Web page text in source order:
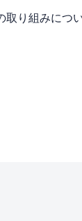
り組みにつ